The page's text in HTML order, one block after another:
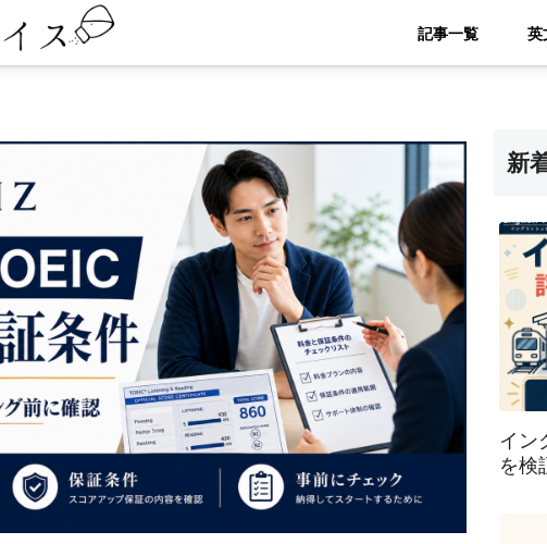
記事一覧
新
イン
を検